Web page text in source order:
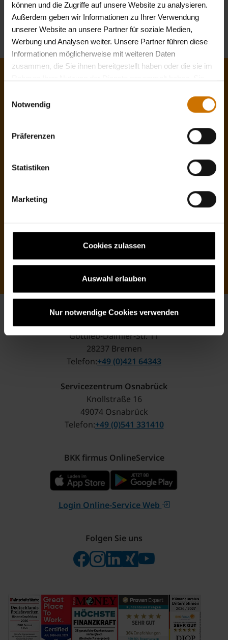
können und die Zugriffe auf unsere Website zu analysieren.
Außerdem geben wir Informationen zu Ihrer Verwendung
unserer Website an unsere Partner für soziale Medien,
Werbung und Analysen weiter. Unsere Partner führen diese
Informationen möglicherweise mit weiteren Daten
zusammen, die Sie ihnen bereitgestellt haben oder die sie im
Webseite weiterhin nutzen.
Notwendig
Präferenzen
Statistiken
Marketing
Cookies zulassen
Auswahl erlauben
Nur notwendige Cookies verwenden
» Zusatzversicherung der INTER (externer Link)
« zurück zum Lexikon A-Z
Dank des unkomplizierten Online-
schnell und bequem von Zuhause durchführen.
Leistungen, aber auch auf Persönlichkeit statt
Anonymität, auf Beratung statt Auskunft und
nicht zuletzt auf Antworten statt Wartezeit.
Infos zur Mitgliedschaft
Gottlieb-Daimler-Str. 11
28237 Bremen
Telefon +49 (0)421 64343
Servicezentrum Osnabrück
Knollstraße 16
49074 Osnabrück
Telefon +49 (0)541 331410
BKK firmus OnlineService
Login Online-Service Web
Folgen Sie uns
Folgen Sie uns auf Facebook
Folgen Sie uns auf Instagram
Besuchen Sie uns bei
Besuchen Sie uns bei
Besuchen Sie uns